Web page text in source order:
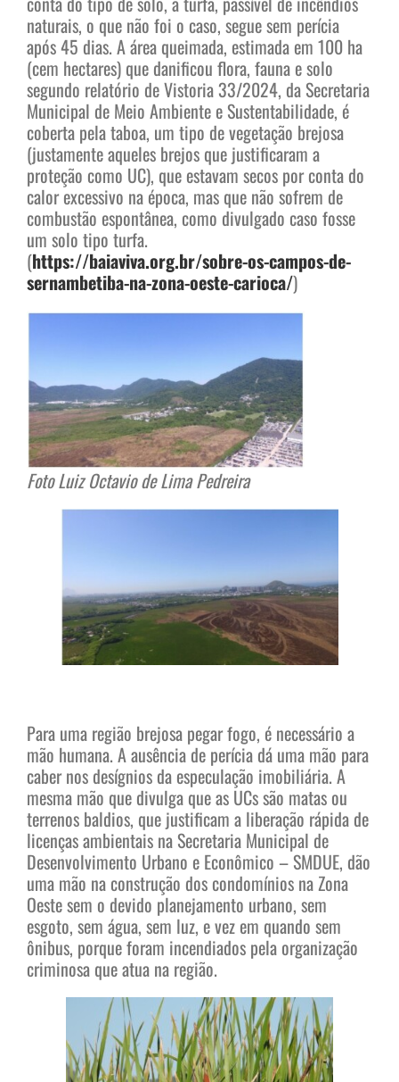
naturais, o que não foi o caso, segue sem perícia
após 45 dias. A área queimada, estimada em 100 ha
(cem hectares) que danificou flora, fauna e solo
segundo relatório de Vistoria 33/2024, da Secretaria
Municipal de Meio Ambiente e Sustentabilidade, é
coberta pela taboa, um tipo de vegetação brejosa
(justamente aqueles brejos que justificaram a
proteção como UC), que estavam secos por conta do
calor excessivo na época, mas que não sofrem de
combustão espontânea, como divulgado caso fosse
um solo tipo turfa.
(https://baiaviva.org.br/sobre-os-campos-de-
sernambetiba-na-zona-oeste-carioca/)
Foto Luiz Octavio de Lima Pedreira
Para uma região brejosa pegar fogo, é necessário a
mão humana. A ausência de perícia dá uma mão para
caber nos desígnios da especulação imobiliária. A
mesma mão que divulga que as UCs são matas ou
terrenos baldios, que justificam a liberação rápida de
licenças ambientais na Secretaria Municipal de
Desenvolvimento Urbano e Econômico – SMDUE, dão
uma mão na construção dos condomínios na Zona
Oeste sem o devido planejamento urbano, sem
esgoto, sem água, sem luz, e vez em quando sem
ônibus, porque foram incendiados pela organização
criminosa que atua na região.